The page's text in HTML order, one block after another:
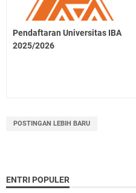
Pendaftaran Universitas IBA
2025/2026
POSTINGAN LEBIH BARU
ENTRI POPULER